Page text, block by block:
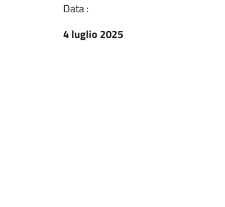
Data :
4 luglio 2025